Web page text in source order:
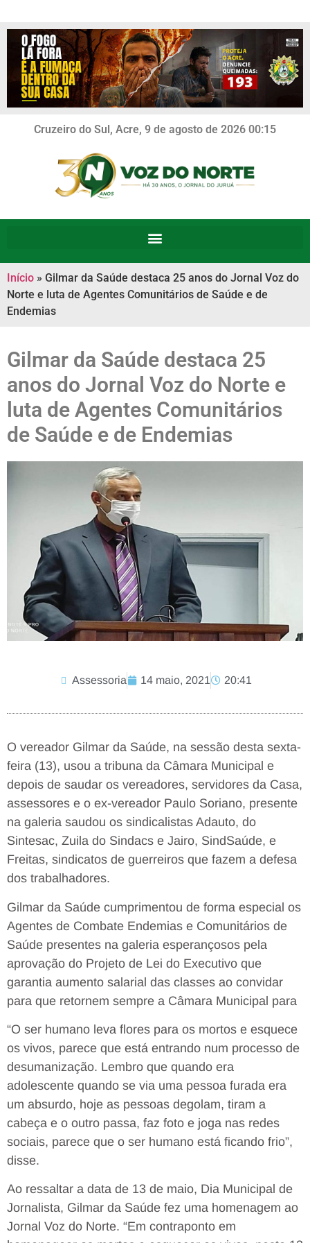
Cruzeiro do Sul, Acre, 9 de agosto de 2026 00:15
Início » Gilmar da Saúde destaca 25 anos do Jornal Voz do
Norte e luta de Agentes Comunitários de Saúde e de
Endemias
Gilmar da Saúde destaca 25
anos do Jornal Voz do Norte e
luta de Agentes Comunitários
de Saúde e de Endemias
Assessoria 14 maio, 2021 20:41
O vereador Gilmar da Saúde, na sessão desta sexta-
feira (13), usou a tribuna da Câmara Municipal e
depois de saudar os vereadores, servidores da Casa,
assessores e o ex-vereador Paulo Soriano, presente
na galeria saudou os sindicalistas Adauto, do
Sintesac, Zuila do Sindacs e Jairo, SindSaúde, e
Freitas, sindicatos de guerreiros que fazem a defesa
dos trabalhadores.
Gilmar da Saúde cumprimentou de forma especial os
Agentes de Combate Endemias e Comunitários de
Saúde presentes na galeria esperançosos pela
aprovação do Projeto de Lei do Executivo que
garantia aumento salarial das classes ao convidar
para que retornem sempre a Câmara Municipal para
“O ser humano leva flores para os mortos e esquece
os vivos, parece que está entrando num processo de
desumanização. Lembro que quando era
adolescente quando se via uma pessoa furada era
um absurdo, hoje as pessoas degolam, tiram a
cabeça e o outro passa, faz foto e joga nas redes
sociais, parece que o ser humano está ficando frio”,
disse.
Ao ressaltar a data de 13 de maio, Dia Municipal de
Jornalista, Gilmar da Saúde fez uma homenagem ao
Jornal Voz do Norte. “Em contraponto em